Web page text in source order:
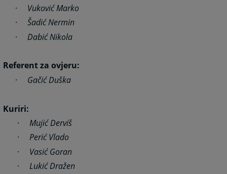
· Vuković Marko
·Šadić Nermin
·Dabić Nikola
Referent za ovjeru:
· Gačić Duška
Kuriri:
·Mujić Derviš
·Perić Vlado
· Vasić Goran
·Lukić Dražen